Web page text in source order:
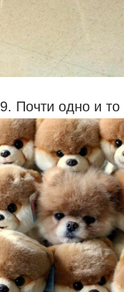
9. Почти одно и